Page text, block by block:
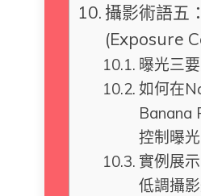
攝影術語五
(Exposure
曝光三
如何在
Banana
控制曝光
實例展
低調攝